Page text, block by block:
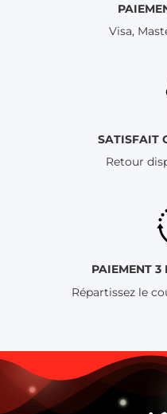
Visa,
SATISFAIT
Retour
PAIEMENT 3
Répartissez le